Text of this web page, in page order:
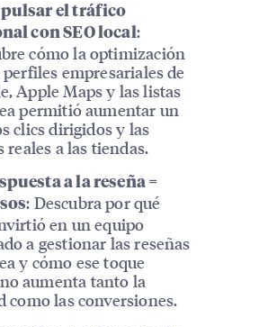
el tráfico
con SEO local :
cómo la optimización
perfiles empresariales de
Apple Maps y las listas
permitió aumentar un
clics dirigidos y las
reales a las tiendas.
a la reseña =
: Descubra por qué
en un equipo
a gestionar las reseñas
y cómo ese toque
aumenta tanto la
como las conversiones.